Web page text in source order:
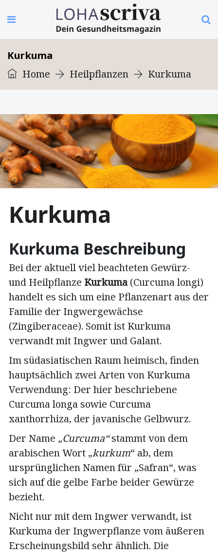
Kurkuma
Home
Heilpflanzen Kurkuma
Kurkuma
Kurkuma Beschreibung
Bei der aktuell viel beachteten Gewürz-
und Heilpflanze Kurkuma(Curcuma longi)
handelt es sich um eine Pflanzenart aus der
Familie der Ingwergewächse
(Zingiberaceae). Somit ist Kurkuma
verwandt mit Ingwer und Galant.
Im südasiatischen Raum heimisch, finden
hauptsächlich zwei Arten von Kurkuma
Verwendung: Der hier beschriebene
Curcuma longa sowie Curcuma
xanthorrhiza, der javanische Gelbwurz.
Der Name „Curcuma“stammt von dem
arabischen Wort „kurkum“ ab, dem
ursprünglichen Namen für „Safran“, was
sich auf die gelbe Farbe beider Gewürze
bezieht.
Nicht nur mit dem Ingwer verwandt, ist
Kurkuma der Ingwerpflanze vom äußeren
Erscheinungsbild sehr ähnlich. Die